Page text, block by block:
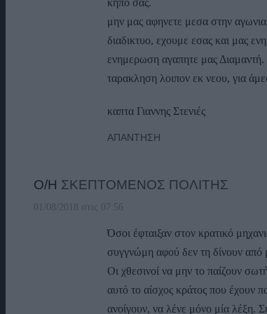
μην μας αφηνετε μεσα στην
διαδικτυο, εχουμε εσας και μας
ενημερωση αγαπητε μας Διαμαντή.
ταρακληση λοιπον εκ νεου, για
καπτα Γιαννης Στενιές
ΑΠΆΝΤΗΣΗ
Ο/Η ΣΚΕΠΤΟΜΕΝΟΣ ΠΟΛΙΤΗΣ
01/08/2018 στις 07:56
Όσοι έφταιξαν στον κρατικό
συγγνώμη αφού δεν τη δίνουν από
Οι χθεσινοί να μην το παίζουν
αυτό το αίσχος κράτος που έχουν
ανοίγουν, να λένε μόνο μία λέξη.